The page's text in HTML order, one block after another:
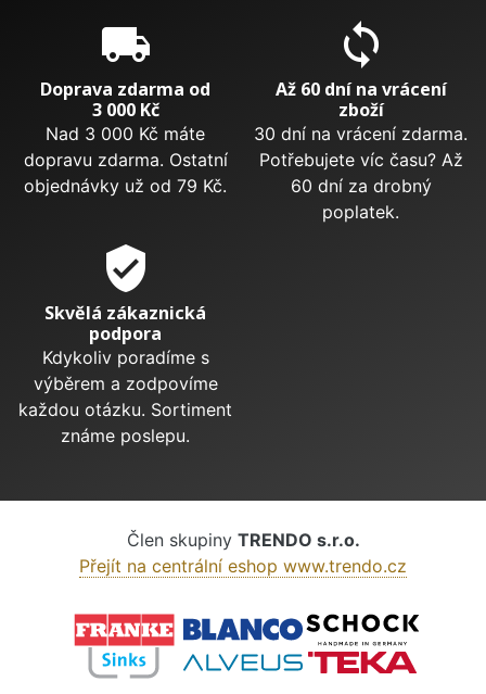
local_shipping
Doprava zdarma od
3 000 Kč
Nad 3 000 Kč máte
dopravu zdarma. Ostatní
objednávky už od 79 Kč.
sync
Až 60 dní na vrácení
zboží
30 dní na vrácení zdarma.
Potřebujete víc času? Až
60 dní za drobný
poplatek.
verified_user
Skvělá zákaznická
podpora
Kdykoliv poradíme s
výběrem a zodpovíme
každou otázku. Sortiment
známe poslepu.
Člen skupiny TRENDO s.r.o.
Přejít na centrální eshop www.trendo.cz